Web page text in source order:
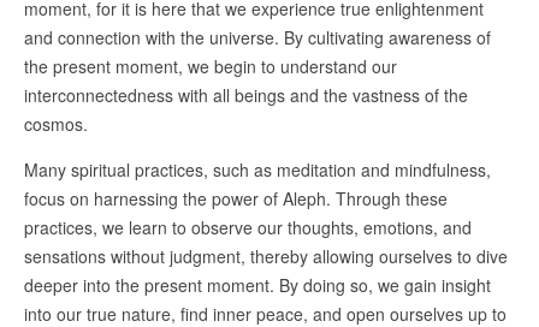
moment, for it is here that we experience true enlightenment
and connection with the universe. By cultivating awareness of
the present moment, we begin to understand our
interconnectedness with all beings and the vastness of the
cosmos.
Many spiritual practices, such as meditation and mindfulness,
focus on harnessing the power of Aleph. Through these
practices, we learn to observe our thoughts, emotions, and
sensations without judgment, thereby allowing ourselves to dive
deeper into the present moment. By doing so, we gain insight
into our true nature, find inner peace, and open ourselves up to